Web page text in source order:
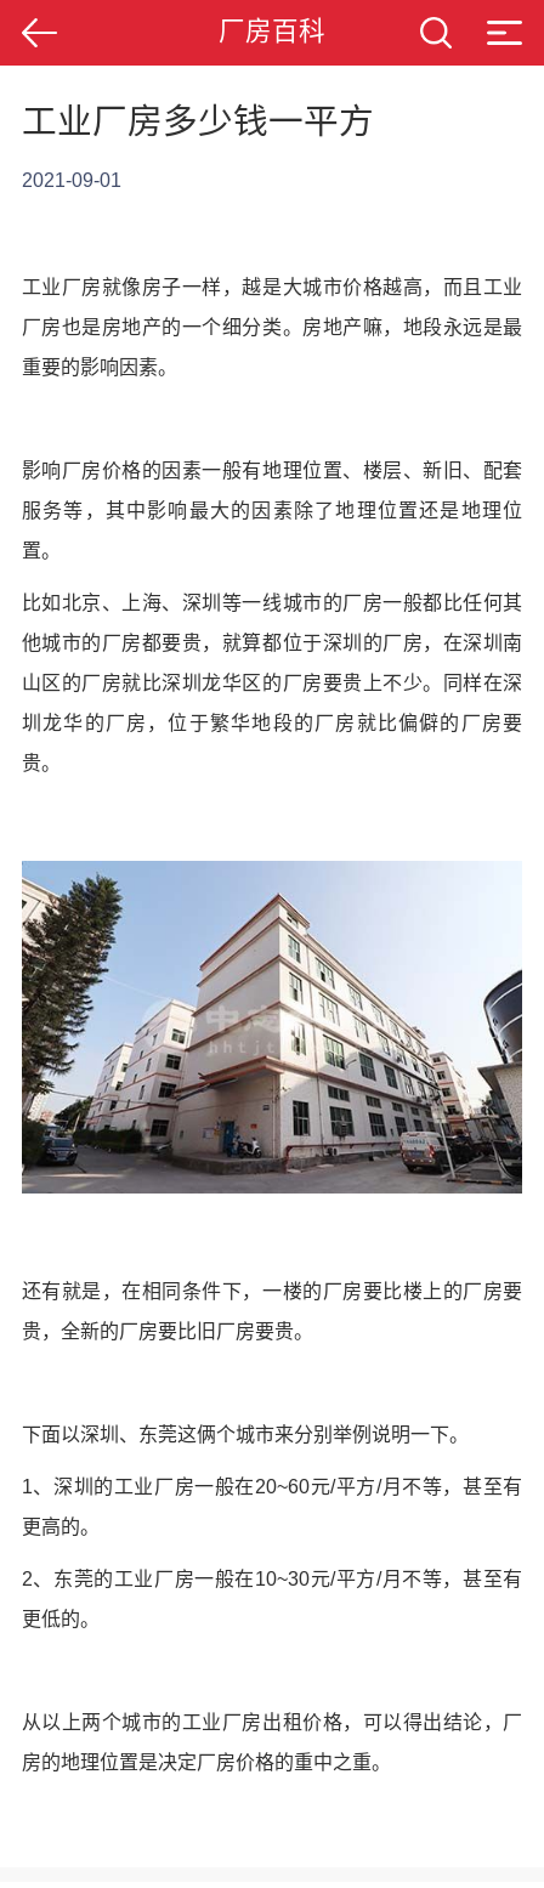
厂房百科
工业厂房多少钱一平方
2021-09-01
工业厂房就像房子一样，越是大城市价格越高，而且工业
厂房也是房地产的一个细分类。房地产嘛，地段永远是最
重要的影响因素。
影响厂房价格的因素一般有地理位置、楼层、新旧、配套
服务等，其中影响最大的因素除了地理位置还是地理位
置。
比如北京、上海、深圳等一线城市的厂房一般都比任何其
他城市的厂房都要贵，就算都位于深圳的厂房，在深圳南
山区的厂房就比深圳龙华区的厂房要贵上不少。同样在深
圳龙华的厂房，位于繁华地段的厂房就比偏僻的厂房要
贵。
还有就是，在相同条件下，一楼的厂房要比楼上的厂房要
贵，全新的厂房要比旧厂房要贵。
下面以深圳、东莞这俩个城市来分别举例说明一下。
1、深圳的工业厂房一般在20~60元/平方/月不等，甚至有
更高的。
2、东莞的工业厂房一般在10~30元/平方/月不等，甚至有
更低的。
从以上两个城市的工业厂房出租价格，可以得出结论，厂
房的地理位置是决定厂房价格的重中之重。